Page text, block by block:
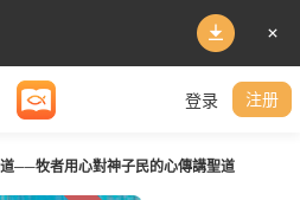
登录 注册
──牧者用心對神子民的心傳講聖道